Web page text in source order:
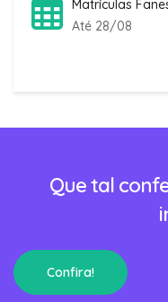
Matrículas
Até 28/08
Que tal
Confira!